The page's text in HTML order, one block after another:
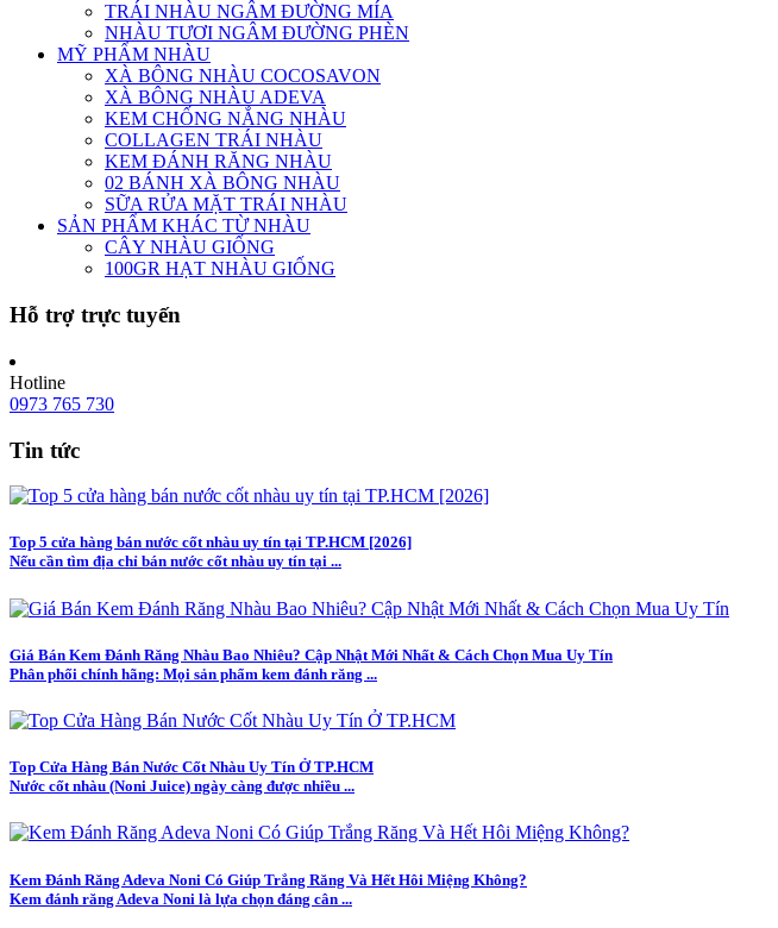
TRÁI NHÀU NGÂM ĐƯỜNG MÍA
NHÀU TƯƠI NGÂM ĐƯỜNG PHÈN
MỸ PHẨM NHÀU
XÀ BÔNG NHÀU COCOSAVON
XÀ BÔNG NHÀU ADEVA
KEM CHỐNG NẮNG NHÀU
COLLAGEN TRÁI NHÀU
KEM ĐÁNH RĂNG NHÀU
02 BÁNH XÀ BÔNG NHÀU
SỮA RỬA MẶT TRÁI NHÀU
SẢN PHẨM KHÁC TỪ NHÀU
CÂY NHÀU GIỐNG
100GR HẠT NHÀU GIỐNG
Hỗ trợ trực tuyến
Hotline
0973 765 730
Tin tức
Top 5 cửa hàng bán nước cốt nhàu uy tín tại TP.HCM [2026]
Nếu cần tìm địa chỉ bán nước cốt nhàu uy tín tại ...
Giá Bán Kem Đánh Răng Nhàu Bao Nhiêu? Cập Nhật Mới Nhất & Cách Chọn Mua Uy Tín
Phân phối chính hãng: Mọi sản phẩm kem đánh răng ...
Top Cửa Hàng Bán Nước Cốt Nhàu Uy Tín Ở TP.HCM
Nước cốt nhàu (Noni Juice) ngày càng được nhiều ...
Kem Đánh Răng Adeva Noni Có Giúp Trắng Răng Và Hết Hôi Miệng Không?
Kem đánh răng Adeva Noni là lựa chọn đáng cân ...